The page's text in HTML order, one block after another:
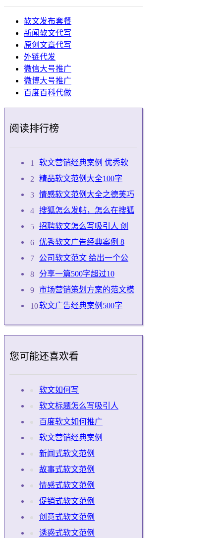
软文发布套餐
新闻软文代写
原创文章代写
外链代发
微信大号推广
微博大号推广
百度百科代做
阅读排行榜
软文营销经典案例 优秀软
精品软文范例大全100字
情感软文范例大全之德芙巧
搜狐怎么发帖，怎么在搜狐
招聘软文怎么写吸引人 创
优秀软文广告经典案例 8
公司软文范文 给出一个公
分享一篇500字超过10
市场营销策划方案的范文模
软文广告经典案例500字
您可能还喜欢看
软文如何写
软文标题怎么写吸引人
百度软文如何推广
软文营销经典案例
新闻式软文范例
故事式软文范例
情感式软文范例
促销式软文范例
创意式软文范例
诱惑式软文范例